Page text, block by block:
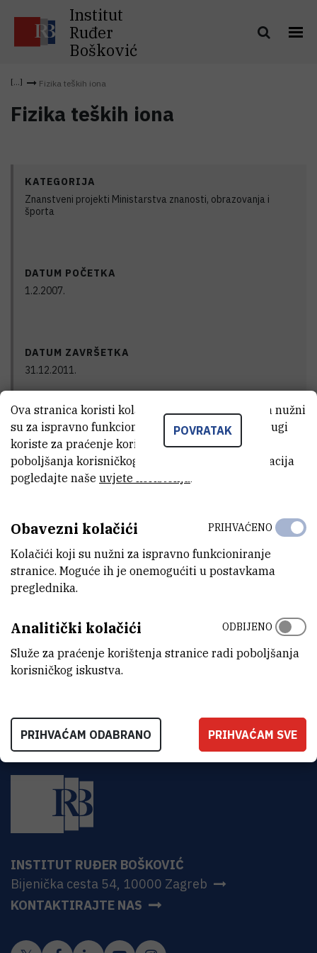
Institut
Ruđer
Bošković
Fizika teških iona
Fizika teških iona
KATEGORIJA
Znanstveni projekti Ministarstva znanosti, obrazovanja i
športa
DATUM POČETKA
1.2.2007.
DATUM ZAVRŠETKA
31.12.2011.
STATUS
Završen
ZB
basrak@irb.hr
INSTITUT RUĐER BOŠKOVIĆ
Bijenička cesta 54, 10000 Zagreb
KONTAKTIRAJTE NAS
POVRATAK
Ova stranica koristi kolačiće. Neki od tih kolačića nužni
su za ispravno funkcioniranje stranice, dok se drugi
koriste za praćenje korištenja stranice radi
poboljšanja korisničkog iskustva. Za više informacija
pogledajte naše uvjete korištenja
Obavezni kolačići
Kolačići koji su nužni za ispravno funkcioniranje
stranice. Moguće ih je onemogućiti u postavkama
preglednika.
PRIHVAĆENO
Analitički kolačići
Služe za praćenje korištenja stranice radi poboljšanja
korisničkog iskustva.
ODBIJENO
PRIHVAĆAM ODABRANO PRIHVAĆAM SVE